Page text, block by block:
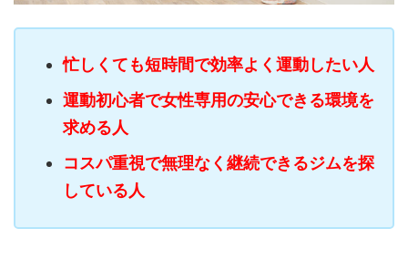
忙しくても短時間で効率よく運動したい人
運動初心者で女性専用の安心できる環境を
求める人
コスパ重視で無理なく継続できるジムを探
している人